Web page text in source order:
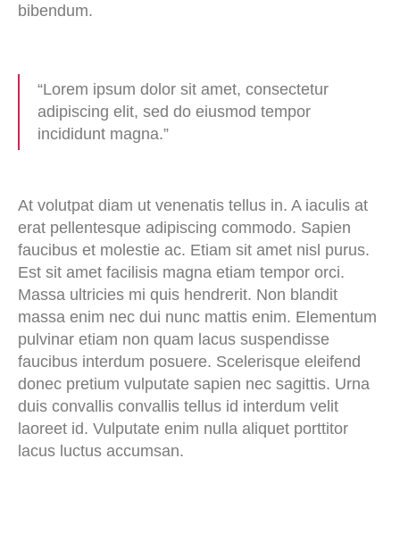
bibendum.
“Lorem ipsum dolor sit amet, consectetur
adipiscing elit, sed do eiusmod tempor
incididunt magna.”
At volutpat diam ut venenatis tellus in. A iaculis at
erat pellentesque adipiscing commodo. Sapien
faucibus et molestie ac. Etiam sit amet nisl purus.
Est sit amet facilisis magna etiam tempor orci.
Massa ultricies mi quis hendrerit. Non blandit
massa enim nec dui nunc mattis enim. Elementum
pulvinar etiam non quam lacus suspendisse
faucibus interdum posuere. Scelerisque eleifend
donec pretium vulputate sapien nec sagittis. Urna
duis convallis convallis tellus id interdum velit
laoreet id. Vulputate enim nulla aliquet porttitor
lacus luctus accumsan.